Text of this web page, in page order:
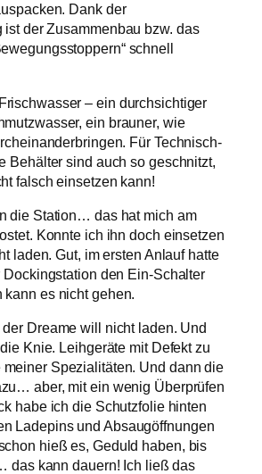
Dank der
der Zusammenbau bzw. das
schnell
– ein durchsichtiger
ein brauner, wie
Für Technisch-
Behälter sind auch so geschnitzt,
falsch einsetzen kann!
die Station… das hat mich am
Konnte ich ihn doch einsetzen
laden. Gut, im ersten Anlauf hatte
Dockingstation den Ein-Schalter
kann es nicht gehen.
Dreame will nicht laden. Und
Knie. Leihgeräte mit Defekt zu
meiner Spezialitäten. Und dann die
aber, mit ein wenig Überprüfen
habe ich die Schutzfolie hinten
Ladepins und Absaugöffnungen
hieß es, Geduld haben, bis
das kann dauern! Ich ließ das